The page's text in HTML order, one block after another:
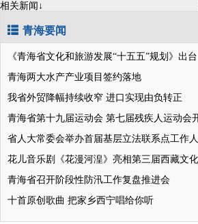
相关新闻↓
青海要闻
《青海省文化和旅游发展“十五五”规划》出台
青海两大水产产业项目签约落地
我省外贸降幅持续收窄 进口实现由负转正
青海省第十九届运动会 第七届残疾人运动会
省人大常委会举办首届基层立法联系点工作
花儿音乐剧《花漫河湟》亮相第三届西藏文
青海省召开阶段性防汛工作复盘推进会
十首原创歌曲 把家乡西宁唱给你听